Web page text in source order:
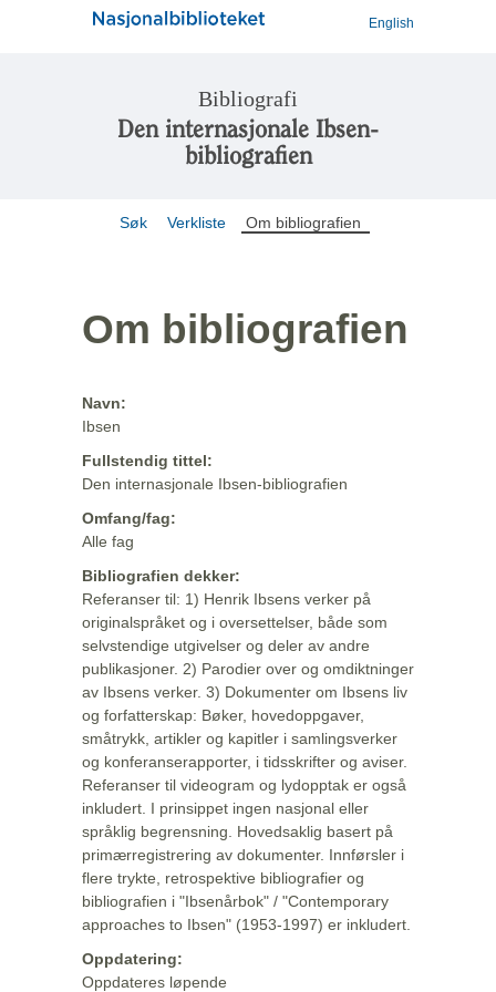
English
Bibliografi
Den internasjonale Ibsen-
bibliografien
Søk Verkliste Om bibliografien
Om bibliografien
Navn:
Ibsen
Fullstendig tittel:
Den internasjonale Ibsen-bibliografien
Omfang/fag:
Alle fag
Bibliografien dekker:
Referanser til: 1) Henrik Ibsens verker på
originalspråket og i oversettelser, både som
selvstendige utgivelser og deler av andre
publikasjoner. 2) Parodier over og omdiktninger
av Ibsens verker. 3) Dokumenter om Ibsens liv
og forfatterskap: Bøker, hovedoppgaver,
småtrykk, artikler og kapitler i samlingsverker
og konferanserapporter, i tidsskrifter og aviser.
Referanser til videogram og lydopptak er også
inkludert. I prinsippet ingen nasjonal eller
språklig begrensning. Hovedsaklig basert på
primærregistrering av dokumenter. Innførsler i
flere trykte, retrospektive bibliografier og
bibliografien i "Ibsenårbok" / "Contemporary
approaches to Ibsen" (1953-1997) er inkludert.
Oppdatering:
Oppdateres løpende